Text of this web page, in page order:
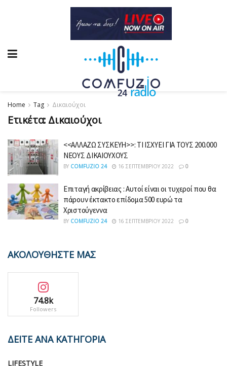
Home Tag Δικαιούχοι
Ετικέτα: Δικαιούχοι
<<ΑΛΛΑΖΩ ΣΥΣΚΕΥΗ>>: ΤΙ ΙΣΧΥΕΙ ΓΙΑ ΤΟΥΣ 200.000
ΝΕΟΥΣ ΔΙΚΑΙΟΥΧΟΥΣ
BY COMFUZIO 24 16 ΣΕΠΤΕΜΒΡΊΟΥ 2022 0
Επιταγή ακρίβειας : Αυτοί είναι οι τυχεροί που θα
πάρουν έκτακτο επίδομα 500 ευρώ τα
Χριστούγεννα
BY COMFUZIO 24 16 ΣΕΠΤΕΜΒΡΊΟΥ 2022 0
ΑΚΟΛΟΥΘΗΣΤΕ ΜΑΣ
74.8k
Followers
ΔΕΙΤΕ ΑΝΑ ΚΑΤΗΓΟΡΙΑ
LIFESTYLE